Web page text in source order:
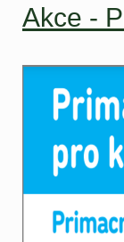
Akce -